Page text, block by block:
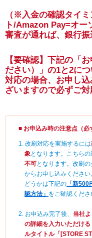
（※入金の確認タイ
ト/Amazon Pay=オ
審査が通れば、銀行振
【要確認】下記の「
ださい）」の1と2に
対応の場合、お申し
ざいますので必ずご対
■ お申込み時の注意点（必
1. 改刷対応を実施するには
象 となります。こちらの
不可となります。改刷
からお申し込みくださ
どうかは下記の 「新
認方法」 をご確認くださ
2. お申込み完了後、 当社
の詳細を入力いただけ
ルタイトル「[STORE